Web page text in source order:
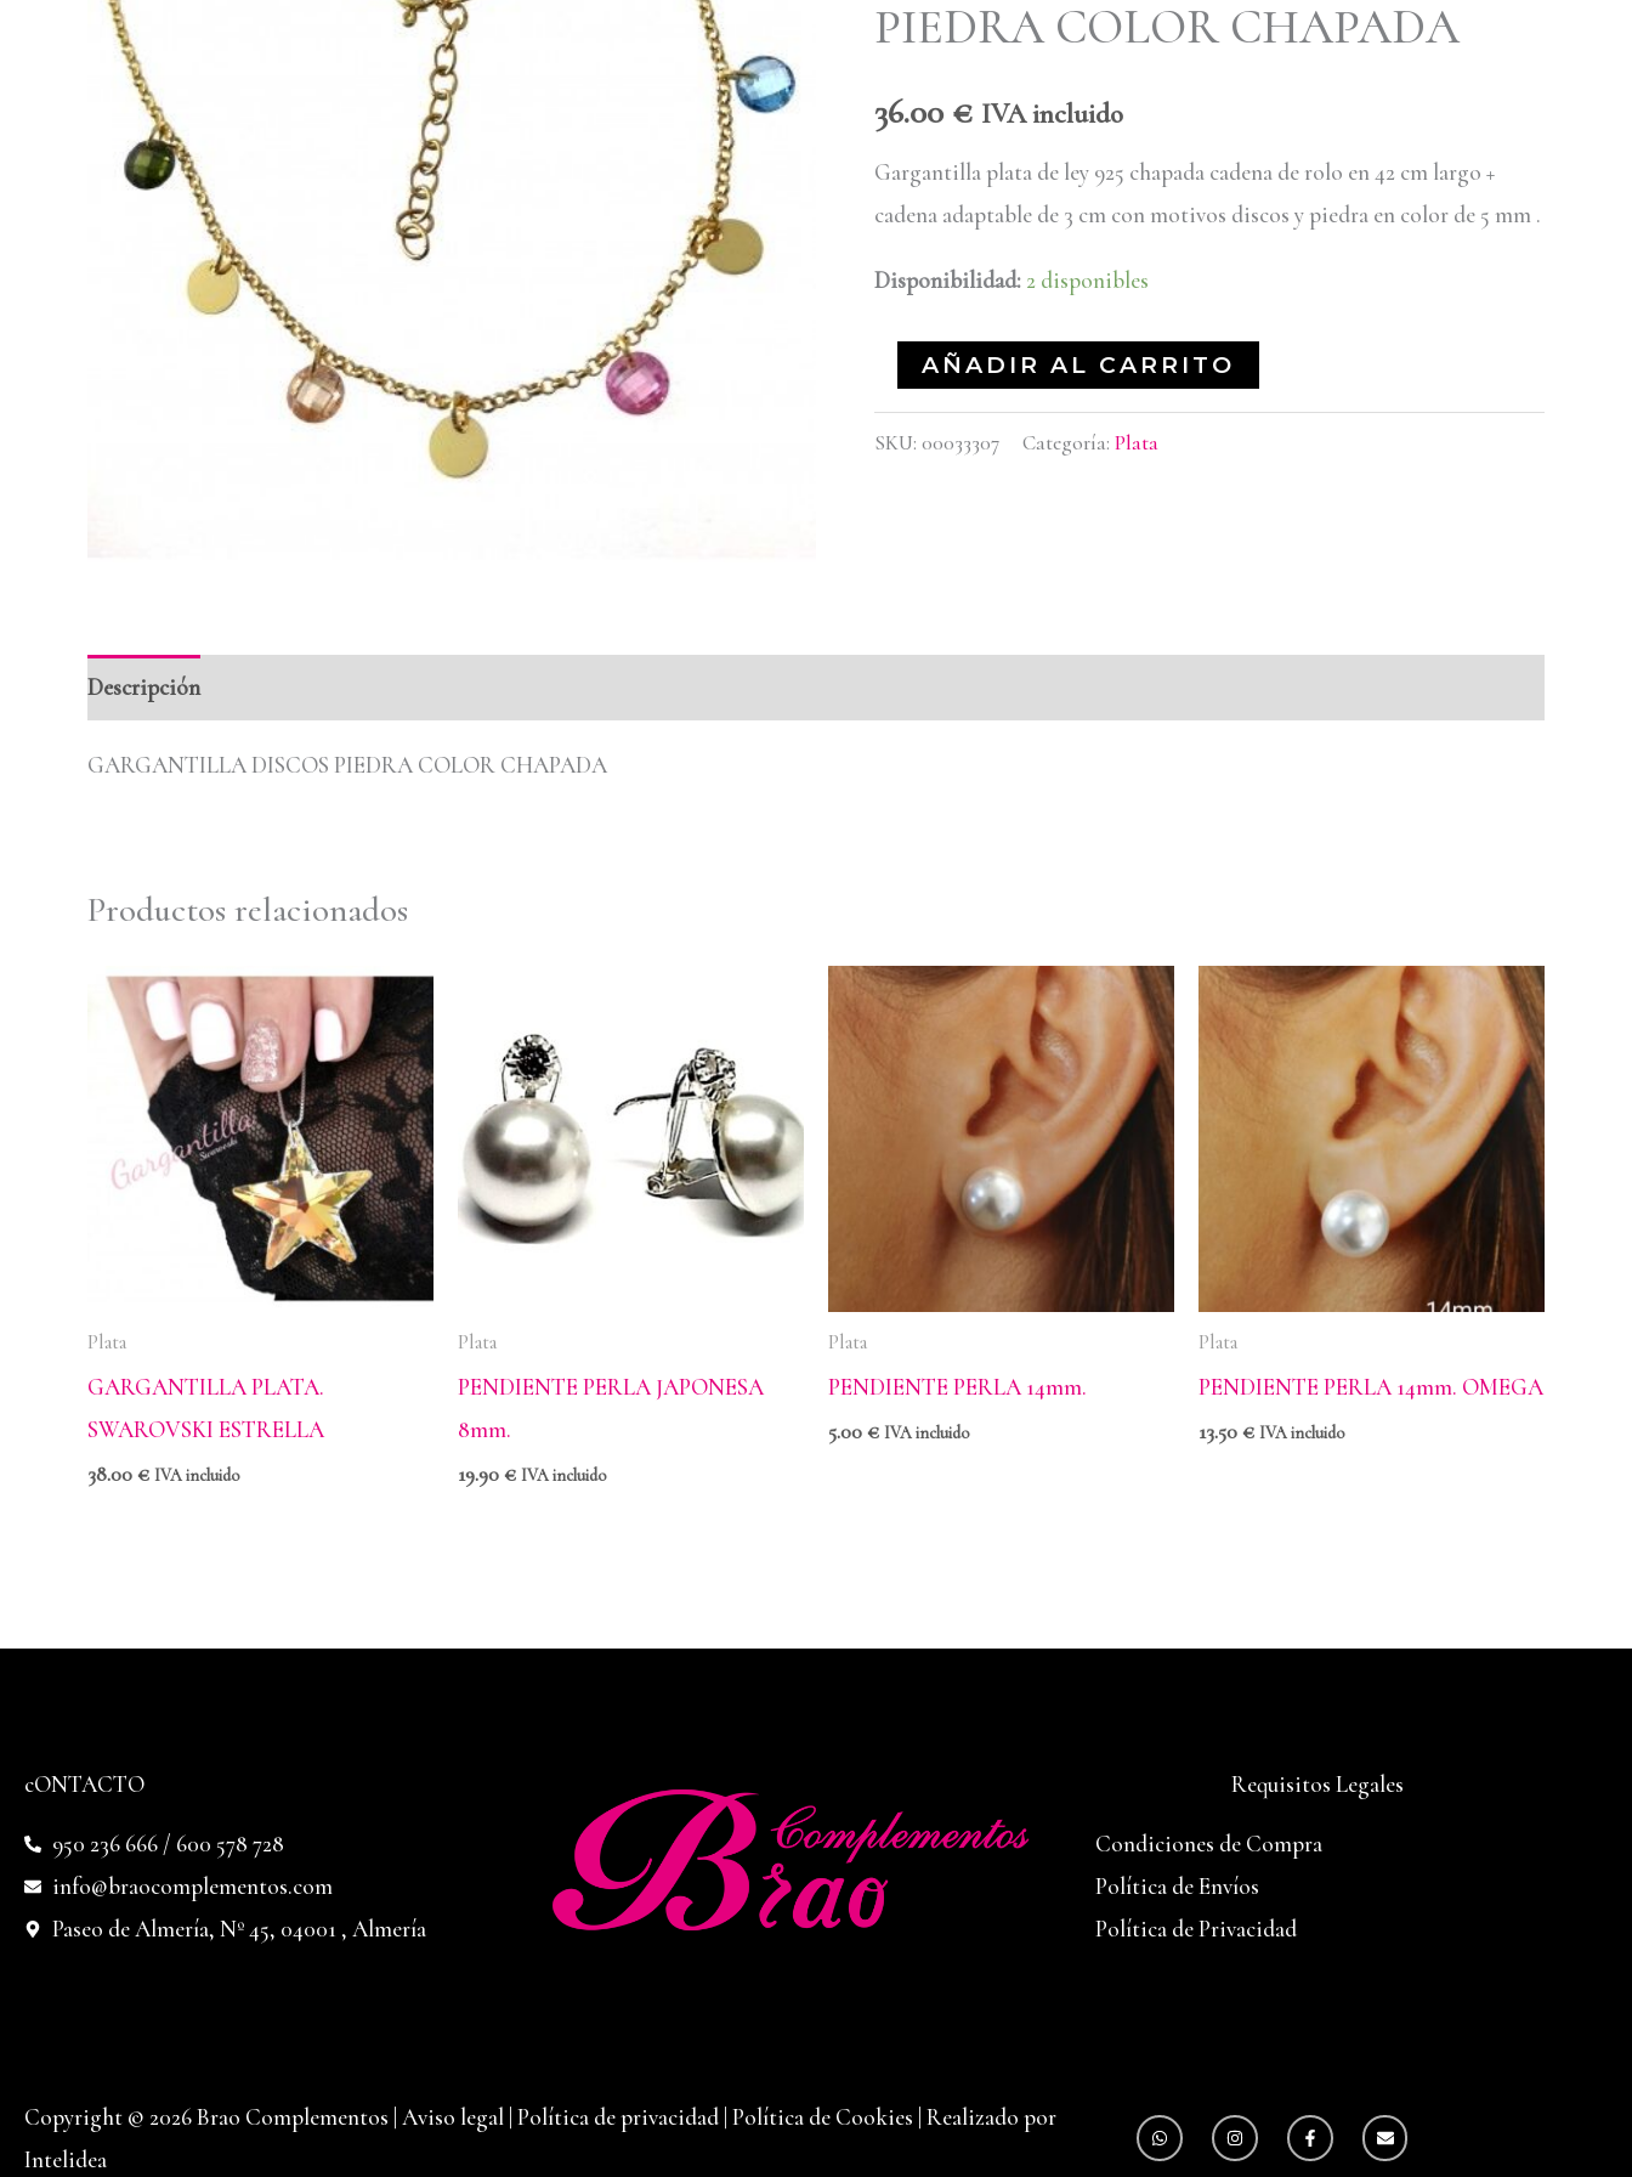
PIEDRA COLOR CHAPADA
36.00 € IVA incluido
Gargantilla plata de ley 925 chapada cadena de rolo en 42 cm largo +
cadena adaptable de 3 cm con motivos discos y piedra en color de 5 mm .
Disponibilidad: 2 disponibles
CHAPADA
AÑADIR AL CARRITO
SKU: 00033307 Categoría: Plata
Descripción
GARGANTILLA DISCOS PIEDRA COLOR CHAPADA
Productos relacionados
Plata
GARGANTILLA PLATA.
SWAROVSKI ESTRELLA
38.00€ IVA incluido
Plata
PENDIENTE PERLA JAPONESA
8mm.
19.90€ IVA incluido
Plata
PENDIENTE PERLA 14mm.
5.00€ IVA incluido
Plata
PENDIENTE PERLA 14mm. OMEGA
13.50€ IVA incluido
cONTACTO
950 236 666 / 600 578 728
info@braocomplementos.com
Paseo de Almería, Nº 45, 04001 , Almería
Requisitos Legales
Condiciones de Compra
Política de Envíos
Política de Privacidad
Copyright © 2026 Brao Complementos | Aviso legal Política de privacidad Política de Cookies Realizado por
Intelidea
W
h
a
I
n
s
F
a
c
E
n
v